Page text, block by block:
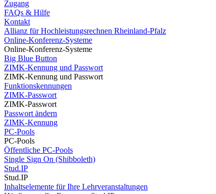
Zugang
FAQs & Hilfe
Kontakt
Allianz für Hochleistungsrechnen Rheinland-Pfalz
Online-Konferenz-Systeme
Online-Konferenz-Systeme
Big Blue Button
ZIMK-Kennung und Passwort
ZIMK-Kennung und Passwort
Funktionskennungen
ZIMK-Passwort
ZIMK-Passwort
Passwort ändern
ZIMK-Kennung
PC-Pools
PC-Pools
Öffentliche PC-Pools
Single Sign On (Shibboleth)
Stud.IP
Stud.IP
Inhaltselemente für Ihre Lehrveranstaltungen